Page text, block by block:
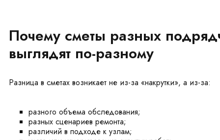
Почему сметы разных
выглядят по-разному
Разница в сметах возникает не из-за «накрутки», а из-за:
разного объема обследования;
разных сценариев ремонта;
различий в подходе к узлам;